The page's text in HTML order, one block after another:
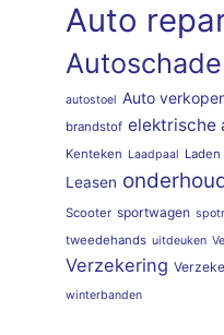
Auto
Autoschade
autostoel Auto
brandstof elektrische
Kenteken Laadpaal Laden
Leasen
Scooter sportwagen
tweedehands uitdeuken
Verzekering
winterbanden